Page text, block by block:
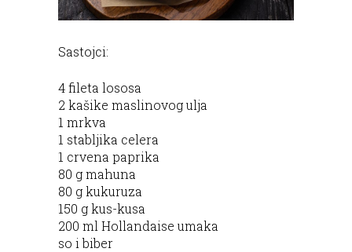
Sastojci:
4 fileta lososa
2 kašike maslinovog ulja
1 mrkva
1 stabljika celera
1 crvena paprika
80 g mahuna
80 g kukuruza
150 g kus-kusa
200 ml Hollandaise umaka
so i biber